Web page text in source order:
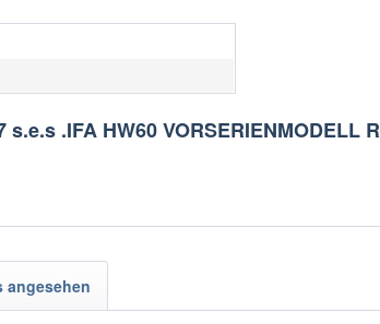
.IFA HW60 VORSERIENMODELL
angesehen